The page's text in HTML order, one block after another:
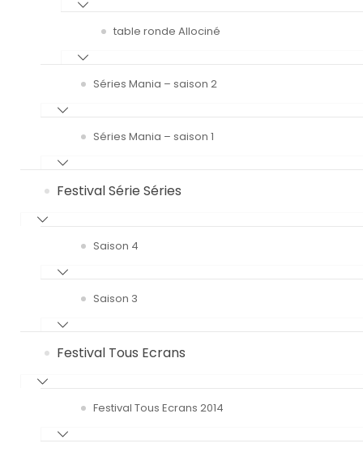
table ronde Allociné
Séries Mania – saison 2
Séries Mania – saison 1
Festival Série Séries
Saison 4
Saison 3
Festival Tous Ecrans
Festival Tous Ecrans 2014